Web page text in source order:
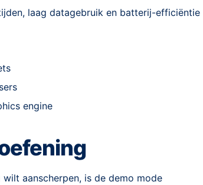
laag datagebruik en batterij-efficiëntie
engine
aanscherpen, is de demo mode